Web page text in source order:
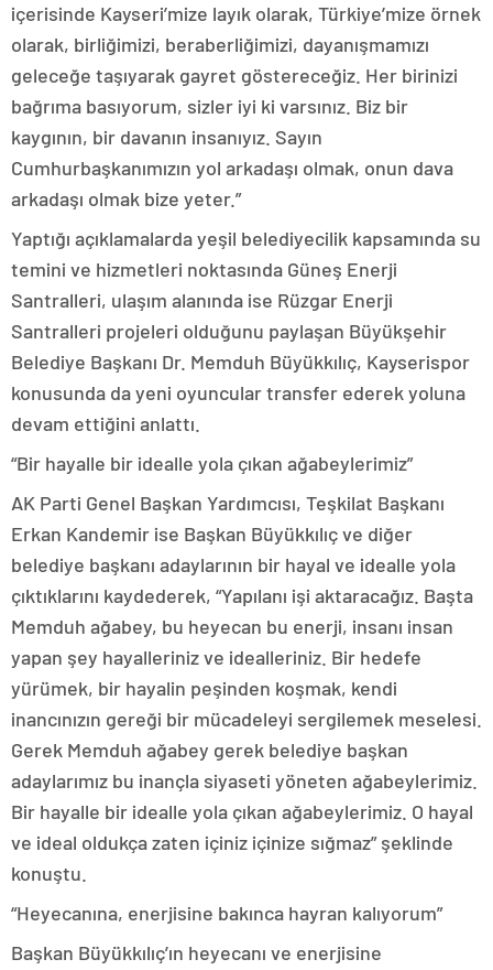
içerisinde Kayseri’mize layık olarak, Türkiye’mize örnek
olarak, birliğimizi, beraberliğimizi, dayanışmamızı
geleceğe taşıyarak gayret göstereceğiz. Her birinizi
bağrıma basıyorum, sizler iyi ki varsınız. Biz bir
kaygının, bir davanın insanıyız. Sayın
Cumhurbaşkanımızın yol arkadaşı olmak, onun dava
arkadaşı olmak bize yeter.”
Yaptığı açıklamalarda yeşil belediyecilik kapsamında su
temini ve hizmetleri noktasında Güneş Enerji
Santralleri, ulaşım alanında ise Rüzgar Enerji
Santralleri projeleri olduğunu paylaşan Büyükşehir
Belediye Başkanı Dr. Memduh Büyükkılıç, Kayserispor
konusunda da yeni oyuncular transfer ederek yoluna
devam ettiğini anlattı.
“Bir hayalle bir idealle yola çıkan ağabeylerimiz”
AK Parti Genel Başkan Yardımcısı, Teşkilat Başkanı
Erkan Kandemir ise Başkan Büyükkılıç ve diğer
belediye başkanı adaylarının bir hayal ve idealle yola
çıktıklarını kaydederek, “Yapılanı işi aktaracağız. Başta
Memduh ağabey, bu heyecan bu enerji, insanı insan
yapan şey hayalleriniz ve idealleriniz. Bir hedefe
yürümek, bir hayalin peşinden koşmak, kendi
inancınızın gereği bir mücadeleyi sergilemek meselesi.
Gerek Memduh ağabey gerek belediye başkan
adaylarımız bu inançla siyaseti yöneten ağabeylerimiz.
Bir hayalle bir idealle yola çıkan ağabeylerimiz. O hayal
ve ideal oldukça zaten içiniz içinize sığmaz” şeklinde
konuştu.
“Heyecanına, enerjisine bakınca hayran kalıyorum”
Başkan Büyükkılıç’ın heyecanı ve enerjisine